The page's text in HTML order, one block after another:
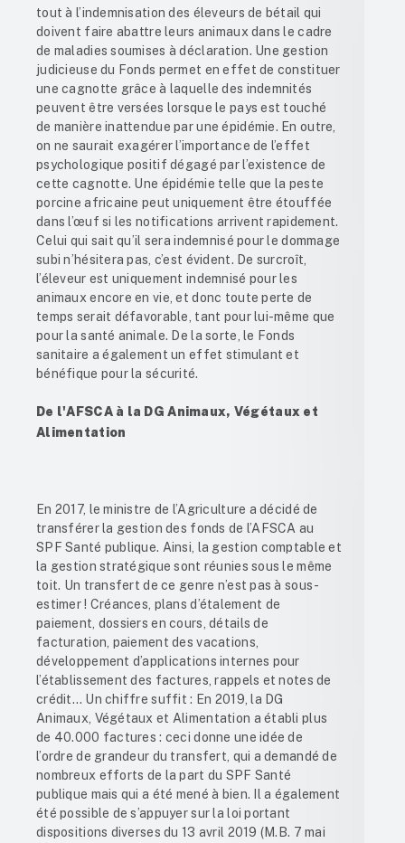
tout à l’indemnisation des éleveurs de bétail qui
doivent faire abattre leurs animaux dans le cadre
de maladies soumises à déclaration. Une gestion
judicieuse du Fonds permet en effet de constituer
une cagnotte grâce à laquelle des indemnités
peuvent être versées lorsque le pays est touché
de manière inattendue par une épidémie. En outre,
on ne saurait exagérer l’importance de l’effet
psychologique positif dégagé par l’existence de
cette cagnotte. Une épidémie telle que la peste
porcine africaine peut uniquement être étouffée
dans l’œuf si les notifications arrivent rapidement.
Celui qui sait qu’il sera indemnisé pour le dommage
subi n’hésitera pas, c’est évident. De surcroît,
l’éleveur est uniquement indemnisé pour les
animaux encore en vie, et donc toute perte de
temps serait défavorable, tant pour lui-même que
pour la santé animale. De la sorte, le Fonds
sanitaire a également un effet stimulant et
bénéfique pour la sécurité.
De l'AFSCA à la DG Animaux, Végétaux et
Alimentation
En 2017, le ministre de l’Agriculture a décidé de
transférer la gestion des fonds de l’AFSCA au
SPF Santé publique. Ainsi, la gestion comptable et
la gestion stratégique sont réunies sous le même
toit. Un transfert de ce genre n’est pas à sous-
estimer ! Créances, plans d’étalement de
paiement, dossiers en cours, détails de
facturation, paiement des vacations,
développement d’applications internes pour
l’établissement des factures, rappels et notes de
crédit… Un chiffre suffit : En 2019, la DG
Animaux, Végétaux et Alimentation a établi plus
de 40.000 factures : ceci donne une idée de
l’ordre de grandeur du transfert, qui a demandé de
nombreux efforts de la part du SPF Santé
publique mais qui a été mené à bien. Il a également
été possible de s’appuyer sur la loi portant
dispositions diverses du 13 avril 2019 (M.B. 7 mai